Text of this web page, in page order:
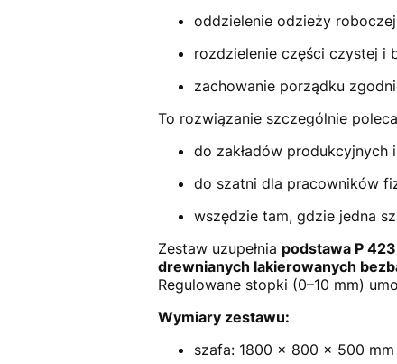
oddzielenie odzieży
rozdzielenie części czystej i
zachowanie porządku
To rozwiązanie szczególnie
do zakładów produkcyjnych
do szatni dla pracowników
wszędzie tam, gdzie jedna
Zestaw uzupełnia podstawa P
drewnianych lakierowanych
Regulowane stopki (0–10 mm)
Wymiary zestawu:
szafa: 1800 × 800 × 500 mm